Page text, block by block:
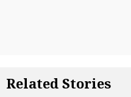
Related Stories